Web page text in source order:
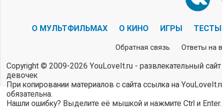
О МУЛЬТФИЛЬМАХ О КИНО ИГРЫ ТЕСТЫ
Обратная связь Ответы на
Copyright © 2009-2026 YouLoveIt.ru - развлекательный
девочек
При копировании материалов с сайта ссылка на
обязательна.
Нашли ошибку? Выделите её мышкой и нажмите Ctrl и Enter.